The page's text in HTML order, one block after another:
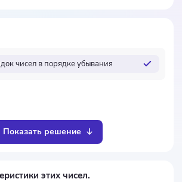
чисел в порядке убывания
Показать решение
этих чисел.